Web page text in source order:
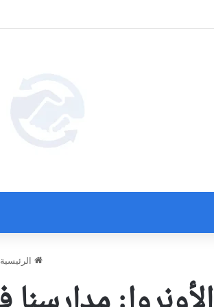
الرئيسية